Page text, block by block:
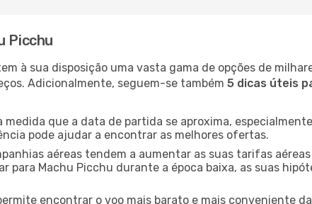
Picchu
à sua disposição uma vasta gama de opções de
Adicionalmente, seguem-se também 5 dicas úteis
que a data de partida se aproxima,
pode ajudar a encontrar as melhores ofertas.
aéreas tendem a aumentar as suas tarifas
para Machu Picchu durante a época baixa, as suas
encontrar o voo mais barato e mais conveniente